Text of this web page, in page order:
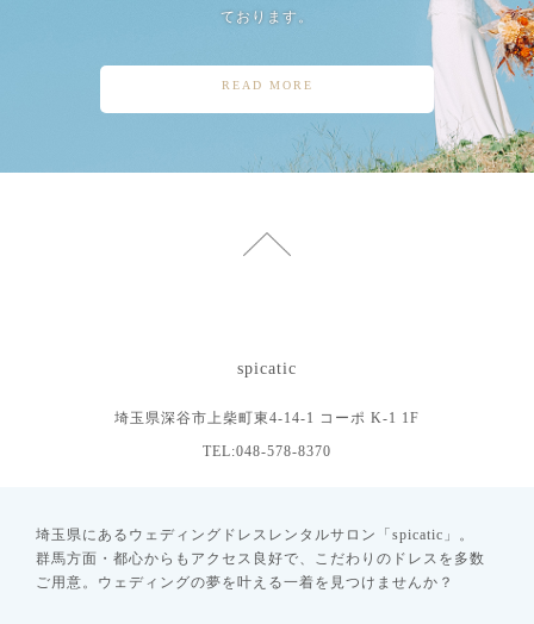
ております。
READ MORE
spicatic
埼玉県深谷市上柴町東4-14-1 コーポ K-1 1F
TEL:048-578-8370
埼玉県にあるウェディングドレスレンタルサロン「spicatic」。
群馬方面・都心からもアクセス良好で、こだわりのドレスを多数
ご用意。ウェディングの夢を叶える一着を見つけませんか？